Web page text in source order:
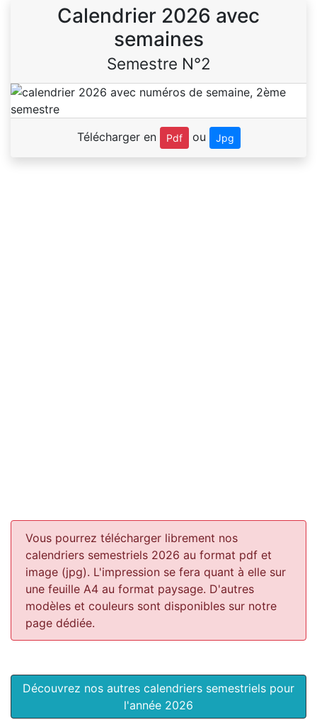
Calendrier 2026 avec
semaines
Semestre N°2
Télécharger en Pdf ou Jpg
Vous pourrez télécharger librement nos
calendriers semestriels 2026 au format pdf et
image (jpg). L'impression se fera quant à elle sur
une feuille A4 au format paysage. D'autres
modèles et couleurs sont disponibles sur notre
page dédiée.
Découvrez nos autres calendriers semestriels pour
l'année 2026